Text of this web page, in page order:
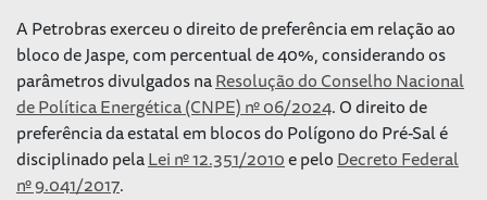
A Petrobras exerceu o direito de preferência em relação ao
bloco de Jaspe, com percentual de 40%, considerando os
parâmetros divulgados naResolução do Conselho Nacional
de Política Energética (CNPE) nº 06/2024. O direito de
preferência da estatal em blocos do Polígono do Pré-Sal é
disciplinado pelaLei nº 12.351/2010e peloDecreto Federal
nº 9.041/2017.